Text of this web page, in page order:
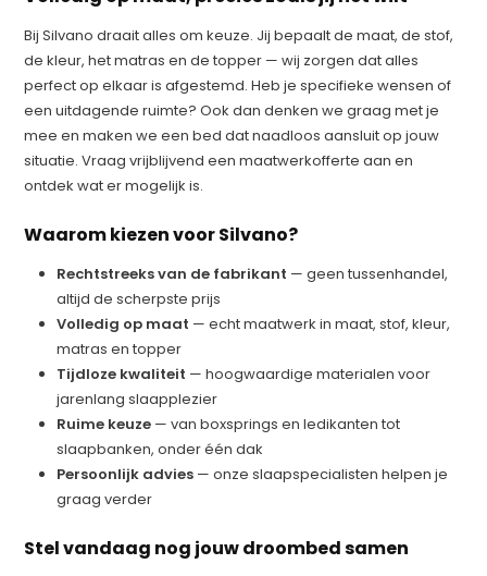
Bij Silvano draait alles om keuze. Jij bepaalt de maat, de stof,
de kleur, het matras en de topper — wij zorgen dat alles
perfect op elkaar is afgestemd. Heb je specifieke wensen of
een uitdagende ruimte? Ook dan denken we graag met je
mee en maken we een bed dat naadloos aansluit op jouw
situatie. Vraag vrijblijvend een maatwerkofferte aan en
ontdek wat er mogelijk is.
Waarom kiezen voor Silvano?
Rechtstreeks van de fabrikant — geen tussenhandel,
altijd de scherpste prijs
Volledig op maat — echt maatwerk in maat, stof, kleur,
matras en topper
Tijdloze kwaliteit — hoogwaardige materialen voor
jarenlang slaapplezier
Ruime keuze — van boxsprings en ledikanten tot
slaapbanken, onder één dak
Persoonlijk advies — onze slaapspecialisten helpen je
graag verder
Stel vandaag nog jouw droombed samen